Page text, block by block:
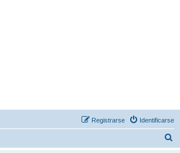
Identificarse
Registrarse